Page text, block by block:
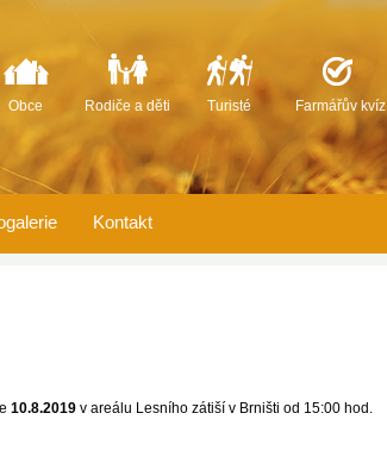
Obce Rodiče a děti Turisté Farmářův kvíz
Kontakt
10.8.2019 v areálu Lesního zátiší v Brništi od 15:00 hod.